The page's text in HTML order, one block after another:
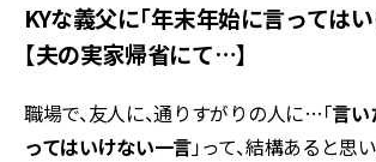
KYな義父に「年末年始に言っては
【夫の実家帰省にて…】
職場で、友人に、通りすがりの人に…「言い
ってはいけない一言」って、結構あると思